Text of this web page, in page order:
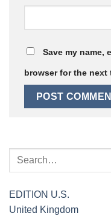
Save my name,
browser for the next
EDITION U.S.
United Kingdom